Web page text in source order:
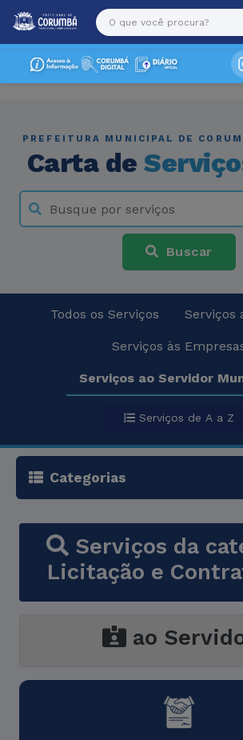
PREFEITURA MUNICIPAL DE
Carta de
Buscar
Todos os Serviços Serviços
Serviços às
Serviços ao Servidor
Serviços de A a Z
Categorias
Serviços da
Licitação e
ao